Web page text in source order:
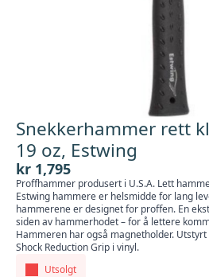
Snekkerhammer rett
19 oz, Estwing
kr 1,795
Proffhammer produsert i U.S.A. Lett
Estwing hammere er helsmidde for lang
hammerene er designet for proffen. En
siden av hammerhodet – for å lettere
Hammeren har også magnetholder.
Shock Reduction Grip i vinyl.
Utsolgt